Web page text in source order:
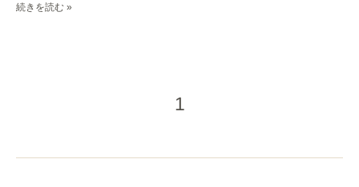
続きを読む »
1